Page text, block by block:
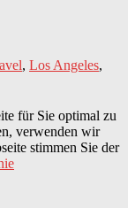
, Los Angeles,
für Sie optimal zu
verwenden wir
stimmen Sie der